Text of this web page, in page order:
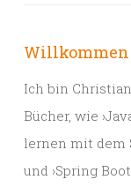
Willkommen
Ich bin
Bücher, wie
lernen mit dem
und ›Spring